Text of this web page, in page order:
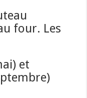
four. Les
et